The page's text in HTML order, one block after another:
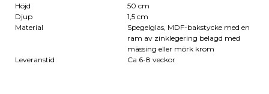
Höjd
50 cm
Djup
1,5 cm
Material
Spegelglas, MDF-bakstycke med en
ram av zinklegering belagd med
mässing eller mörk krom
Leveranstid
Ca 6-8 veckor